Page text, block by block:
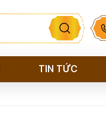
TIN TỨC